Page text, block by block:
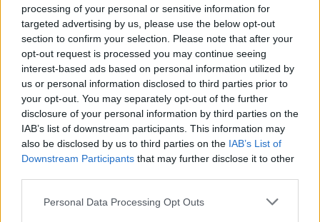
processing of your personal or sensitive information for
targeted advertising by us, please use the below opt-out
section to confirm your selection. Please note that after your
opt-out request is processed you may continue seeing
interest-based ads based on personal information utilized by
us or personal information disclosed to third parties prior to
your opt-out. You may separately opt-out of the further
disclosure of your personal information by third parties on the
IAB’s list of downstream participants. This information may
also be disclosed by us to third parties on the IAB’s List of
Downstream Participants that may further disclose it to other
Please note that this website/app uses one or more Google
Personal Data Processing Opt Outs
Travel
Ο Όμιλος Διβάνη έχει την ιδανική λύση για